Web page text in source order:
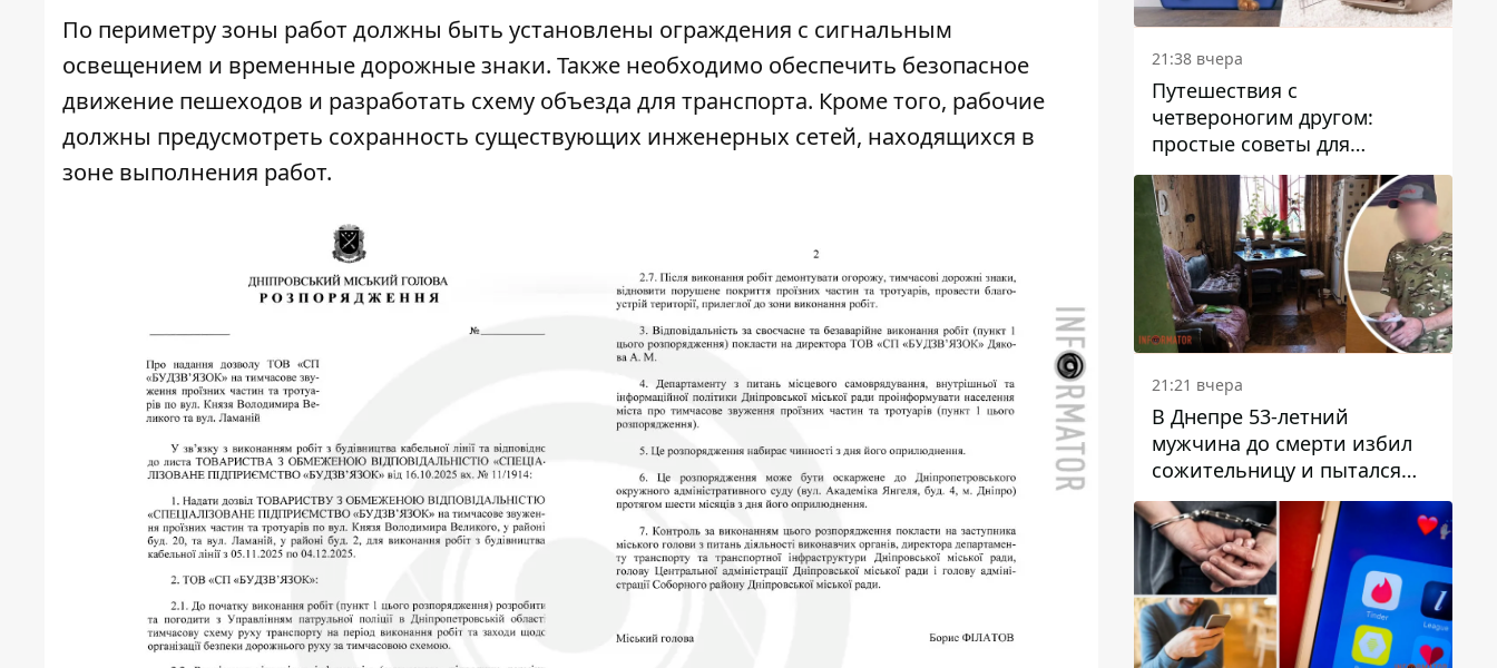
По периметру зоны работ должны быть установлены ограждения с сигнальным
освещением и временные дорожные знаки. Также необходимо обеспечить безопасное
движение пешеходов и разработать схему объезда для транспорта. Кроме того, рабочие
должны предусмотреть сохранность существующих инженерных сетей, находящихся в
зоне выполнения работ.
21:38 вчера
Путешествия с
четвероногим другом:
простые советы для
поездок с животными
21:21 вчера
В Днепре 53-летний
мужчина до смерти избил
сожительницу и пытался
скрыть преступление:
детали